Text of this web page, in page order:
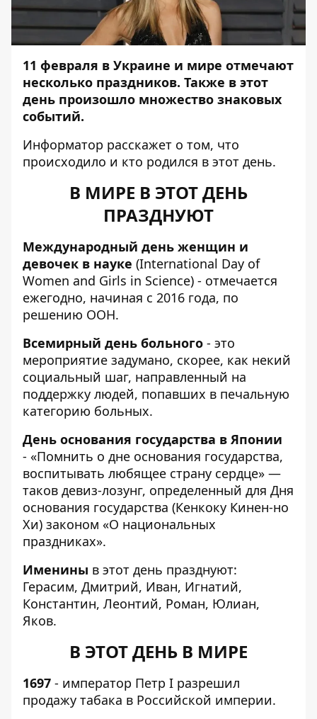
11 февраля в Украине и мире отмечают
несколько праздников. Также в этот
день произошло множество знаковых
событий.
Информатор расскажет о том, что
происходило и кто родился в этот день.
В МИРЕ В ЭТОТ ДЕНЬ
ПРАЗДНУЮТ
Международный день женщин и
девочек в науке (International Day of
Women and Girls in Science) - отмечается
ежегодно, начиная с 2016 года, по
решению ООН.
Всемирный день больного - это
мероприятие задумано, скорее, как некий
социальный шаг, направленный на
поддержку людей, попавших в печальную
категорию больных.
День основания государства в Японии
- «Помнить о дне основания государства,
воспитывать любящее страну сердце» —
таков девиз-лозунг, определенный для Дня
основания государства (Кенкоку Кинен-но
Хи) законом «О национальных
праздниках».
Именины в этот день празднуют:
Герасим, Дмитрий, Иван, Игнатий,
Константин, Леонтий, Роман, Юлиан,
Яков.
В ЭТОТ ДЕНЬ В МИРЕ
1697 - император Петр I разрешил
продажу табака в Российской империи.